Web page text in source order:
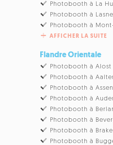
Photobooth à La
Photobooth à Lasne
Photobooth à
AFFICHER LA SUITE
Flandre Orientale
Photobooth à Alost
Photobooth à
Photobooth à
Photobooth à
Photobooth à
Photobooth à
Photobooth à Brakel
Photobooth à